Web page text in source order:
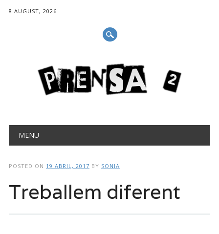
8 AUGUST, 2026
Main menu
MENU
POSTED ON 19 ABRIL, 2017 BY SONIA
Treballem diferent